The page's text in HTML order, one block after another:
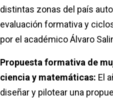
distintas zonas del país
evaluación formativa y
por el académico Álvaro
Propuesta formativa de
ciencia y matemáticas: El
diseñar y pilotear una